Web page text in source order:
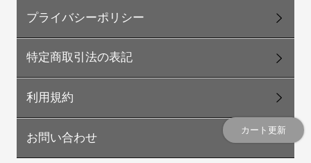
カート更新
プライバシーポリシー
特定商取引法の表記
利用規約
お問い合わせ